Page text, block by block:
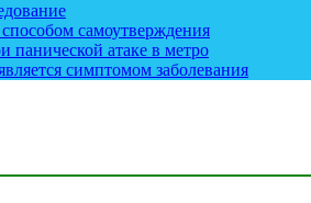
самоутверждения
панической атаке в метро
симптомом заболевания